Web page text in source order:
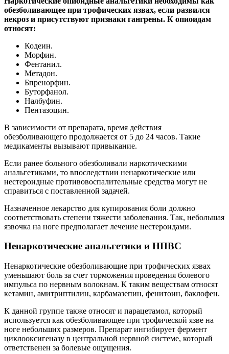
обезболивающее при трофических язвах, если развился
некроз и присутствуют признаки гангрены. К опиоидам
относят:
Кодеин.
Морфин.
Фентанил.
Метадон.
Бпренорфин.
Буторфанол.
Налбуфин.
Пентазоцин.
В зависимости от препарата, время действия
обезболивающего продолжается от 5 до 24 часов. Такие
медикаменты вызывают привыкание.
Если ранее больного обезболивали наркотическими
анальгетиками, то впоследствии ненаркотические или
нестероидные противовоспалительные средства могут не
справиться с поставленной задачей.
Назначенное лекарство для купирования боли должно
соответствовать степени тяжести заболевания. Так, небольшая
язвочка на ноге предполагает лечение нестероидами.
Ненаркотические анальгетики и НПВС
Ненаркотические обезболивающие при трофических язвах
уменьшают боль за счет торможения проведения болевого
импульса по нервным волокнам. К таким веществам относят
кетамин, амитриптилин, карбамазепин, фенитоин, баклофен.
К данной группе также относят и парацетамол, который
используется как обезболивающее при трофической язве на
ноге небольших размеров. Препарат ингибирует фермент
циклооксигеназу в центральной нервной системе, который
ответственен за болевые ощущения.